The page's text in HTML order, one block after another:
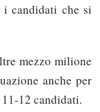
i candidati che si
mezzo milione
anche per
12 candidati.